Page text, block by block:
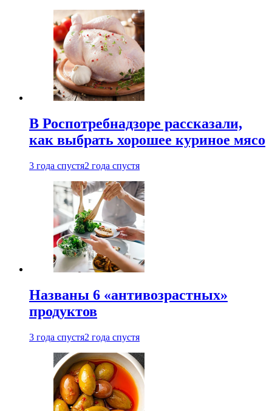
В Роспотребнадзоре рассказали,
как выбрать хорошее куриное мясо
3 года спустя2 года спустя
Названы 6 «антивозрастных»
продуктов
3 года спустя2 года спустя